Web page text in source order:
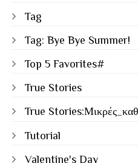
Tag
Tag: Bye Bye Summer!
Top 5 Favorites#
True Stories
True
Tutorial
Valentine's Day